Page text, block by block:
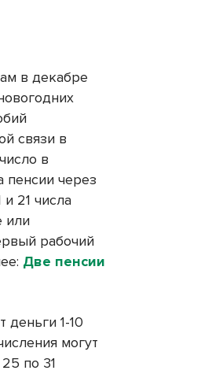
в декабре
связи в
в
пенсии через
21 числа
или
рабочий
Две пенсии
деньги 1-10
могут
по 31